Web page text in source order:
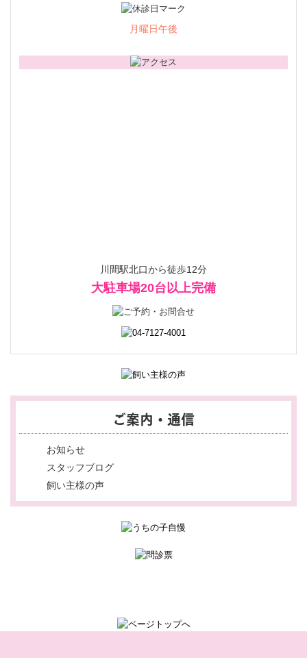
月曜日午後
川間駅北口から徒歩12分
大駐車場20台以上完備
ご案内・通信
お知らせ
スタッフブログ
飼い主様の声